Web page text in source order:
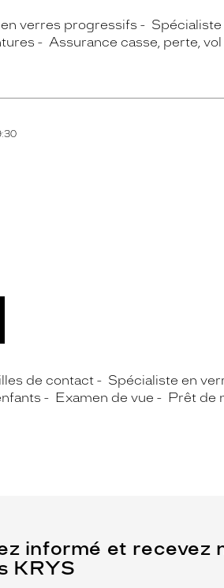
verres progressifs
Assurance casse, perte,
de contact
Spécialiste en
Examen de vue Prêt de
informé et recevez
KRYS